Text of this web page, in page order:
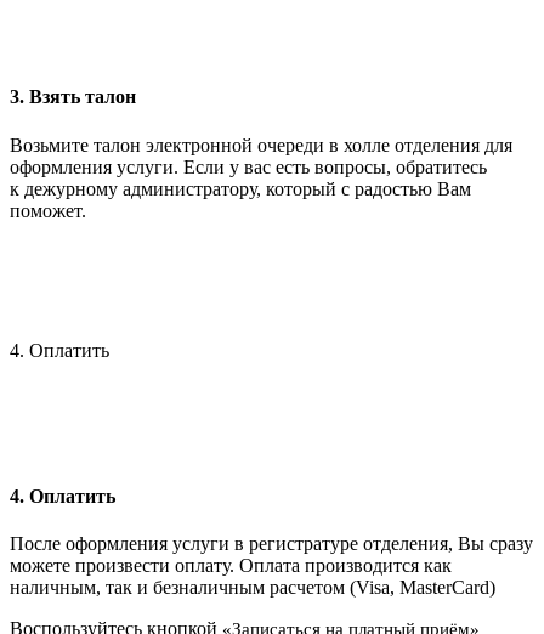
3. Взять талон
Возьмите талон электронной очереди в холле отделения для
оформления услуги. Если у вас есть вопросы, обратитесь
к дежурному администратору, который с радостью Вам
поможет.
4. Оплатить
4. Оплатить
После оформления услуги в регистратуре отделения, Вы сразу
можете произвести оплату. Оплата производится как
наличным, так и безналичным расчетом (Visa, MasterCard)
Воспользуйтесь кнопкой «Записаться на платный приём»